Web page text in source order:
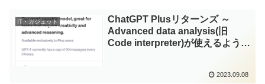
IT・ガジェット
ChatGPT Plusリターンズ ～
Advanced data analysis(旧
Code interpreter)が使えるように
2023.09.08